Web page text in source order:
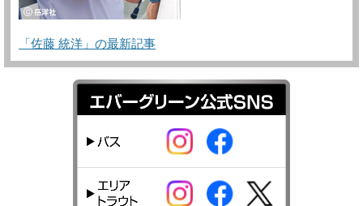
「佐藤 統洋」の最新記事